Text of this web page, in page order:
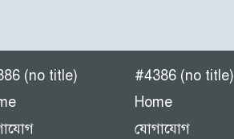
(no title)
#4386 (no title)
Home
যোগাযোগ